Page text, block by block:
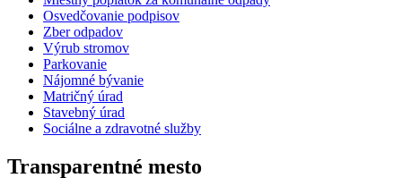
Osvedčovanie podpisov
Zber odpadov
Výrub stromov
Parkovanie
Nájomné bývanie
Matričný úrad
Stavebný úrad
Sociálne a zdravotné služby
Transparentné mesto